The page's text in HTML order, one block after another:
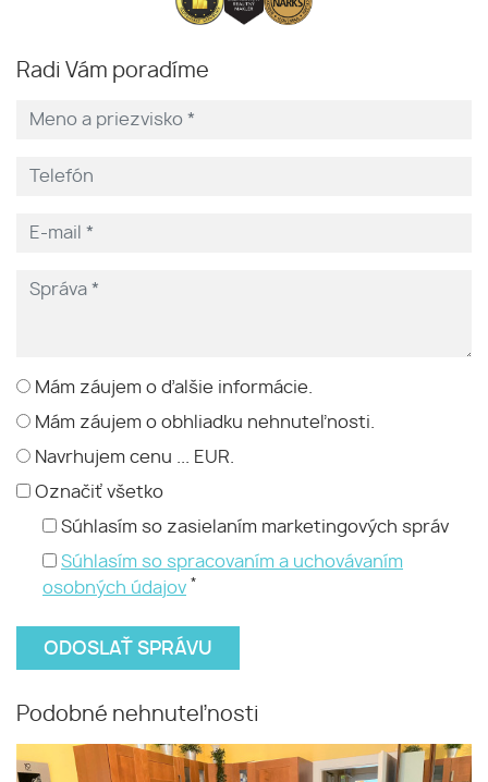
Radi Vám poradíme
Mám záujem o ďalšie informácie.
Mám záujem o obhliadku nehnuteľnosti.
Navrhujem cenu ... EUR.
Označiť všetko
Súhlasím so zasielaním marketingových správ
Súhlasím so spracovaním a uchovávaním
osobných údajov *
Podobné nehnuteľnosti
AG REALITY I NA PREDAJ 1,5